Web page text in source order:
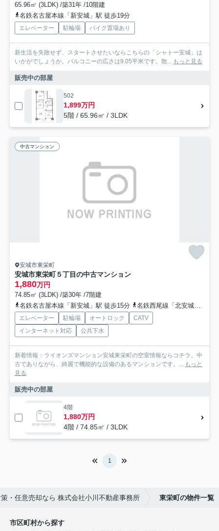
65.96㎡ (3LDK) /築31年 /10階建
名鉄名古屋本線「新安城」駅 徒歩19分
エレベーター 駐輪場 バイク置場あり
新生活を失敗せず、スタートさせたいならこちらの「シャトー安城」は
いかがでしょうか。バルコニーの広さは9.05平米です。散... もっと見る
販売中の部屋
502
1,899万円
5階 / 65.96㎡ / 3LDK
中古マンション
安城市東栄町
安城市東栄町５丁目の中古マンション
1,880万円
74.85㎡ (3LDK) /築30年 /7階建
名鉄名古屋本線「新安城」駅 徒歩15分
名鉄西尾線「北安城」駅 徒歩37分
エレベーター 駐輪場 オートロック
CATV
インターネット対応
公共下水
新着情報：ライオンズマンション安城東栄町の空室情報ならコチラ。中
古でありながら、綺麗で機能的な設備のあるマンションです。... もっと
見る
販売中の部屋
4階
1,880万円
4階 / 74.85㎡ / 3LDK
1
・任意売却なら 株式会社小川不動産事務所 東栄町の物件一覧
市区町村から探す